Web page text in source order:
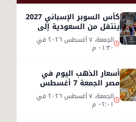
كأس السوبر الإسباني 2027
ينتقل من السعودية إلى
إسطنبول الجمعة، ٧ أغسطس ٢٠٢٦ في
٠١:٣٠ م
أسعار الذهب اليوم في
مصر الجمعة 7 أغسطس
2026.. عيار 21 يسجل 5970
جنيهاً الجمعة، ٧ أغسطس ٢٠٢٦ في
٠٢:٠١ م